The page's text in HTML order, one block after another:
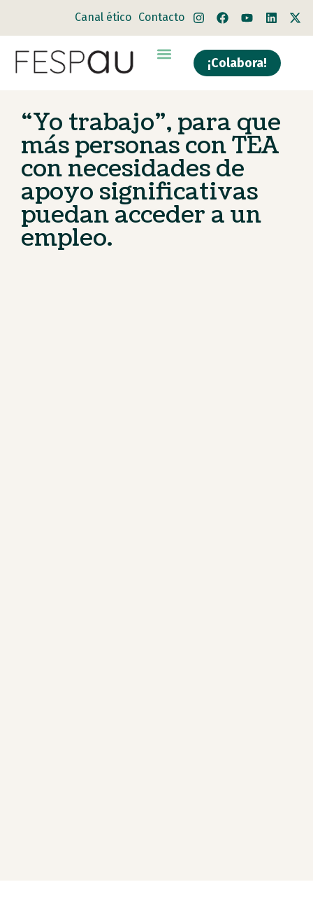
Canal ético Contacto
¡Colabora!
“Yo trabajo”, para que
más personas con TEA
con necesidades de
apoyo significativas
puedan acceder a un
empleo.